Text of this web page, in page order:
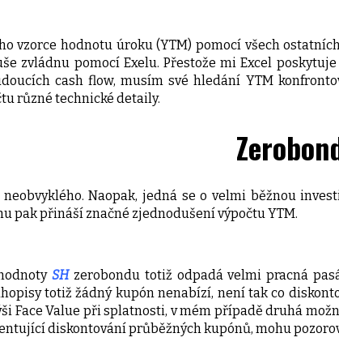
vzorce hodnotu úroku (YTM) pomocí všech
zvládnu pomocí Exelu. Přestože mi Excel
cash flow, musím své hledání YTM
různé technické detaily.
Naopak, jedná se o velmi běžnou
pak přináší značné zjednodušení výpočtu YTM.
SHzerobondu totiž odpadá velmi pracná
totiž žádný kupón nenabízí, není tak co
Face Value při splatnosti, v mém případě druhá
diskontování průběžných kupónů, mohu